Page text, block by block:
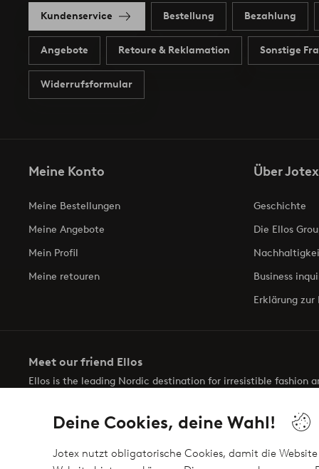
Deine Cookies, deine Wahl!
Jotex nutzt obligatorische Cookies, damit die
Kundenservice Bestellung Bezahlung
Angebote Retoure & Reklamation Sonstige
Widerrufsformular
Meine Konto
Meine Bestellungen
Meine Angebote
Mein Profil
Meine retouren
Über Jotex
Geschichte
Die Ellos
Business
Erklärung
Meet our friend Ellos
Ellos is the leading Nordic destination for irresistible fashion